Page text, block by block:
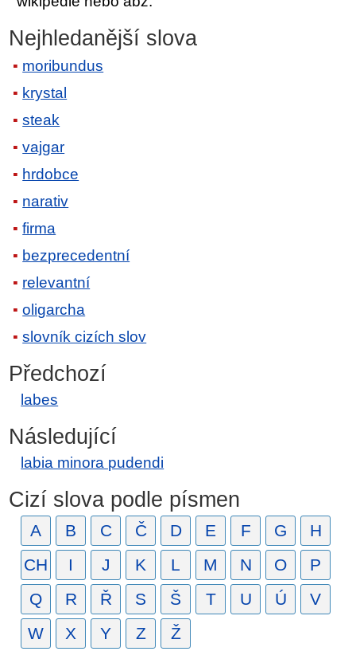
Nejhledanější slova
moribundus
krystal
steak
vajgar
hrdobce
narativ
firma
bezprecedentní
relevantní
oligarcha
slovník cizích slov
Předchozí
labes
Následující
labia minora pudendi
Cizí slova podle písmen
A B C Č D E F G
H
CH
I J K L M N O
P
Q
R Ř S Š T U Ú
V
W
X Y Z Ž